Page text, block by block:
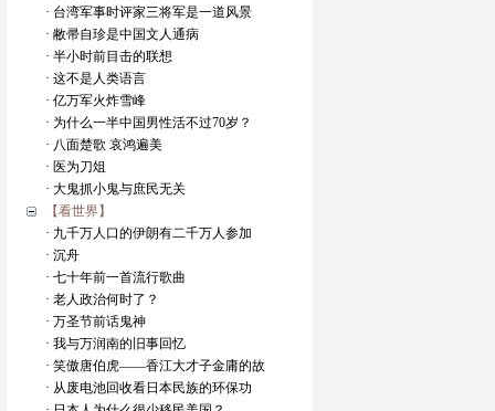
· 台湾军事时评家三将军是一道风景
· 敝帚自珍是中国文人通病
· 半小时前目击的联想
· 这不是人类语言
· 亿万军火炸雪峰
· 为什么一半中国男性活不过70岁？
· 八面楚歌 哀鸿遍美
· 医为刀俎
· 大鬼抓小鬼与庶民无关
【看世界】
· 九千万人口的伊朗有二千万人参加
· 沉舟
· 七十年前一首流行歌曲
· 老人政治何时了？
· 万圣节前话鬼神
· 我与万润南的旧事回忆
· 笑傲唐伯虎——香江大才子金庸的故
· 从废电池回收看日本民族的环保功